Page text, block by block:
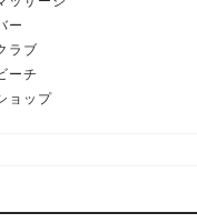
ー
ラブ
ーチ
ョップ